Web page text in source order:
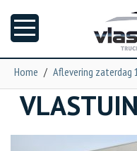
Nieuws
Home / Aflevering zaterdag